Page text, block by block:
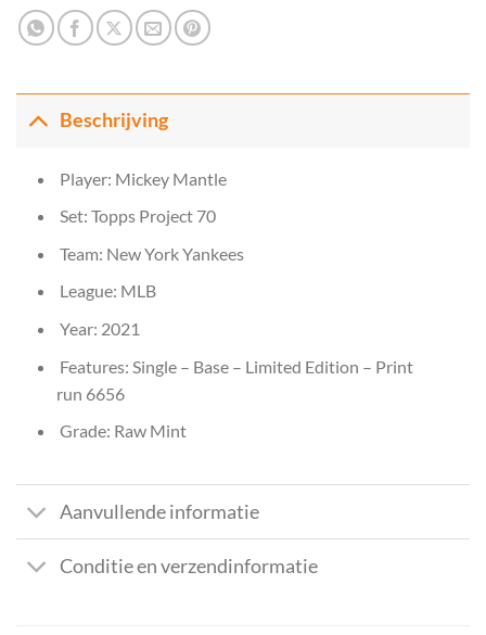
Beschrijving
Player: Mickey Mantle
Set: Topps Project 70
Team: New York Yankees
League: MLB
Year: 2021
Features: Single – Base – Limited Edition – Print
run 6656
Grade: Raw Mint
Aanvullende informatie
Conditie en verzendinformatie